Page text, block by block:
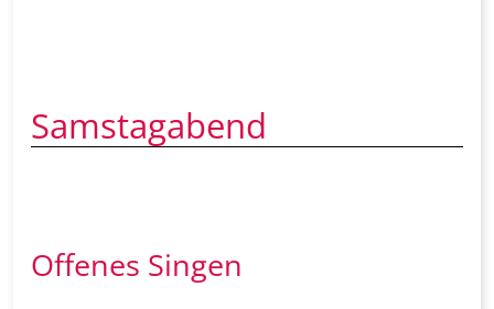
Samstagabend
Offenes Singen